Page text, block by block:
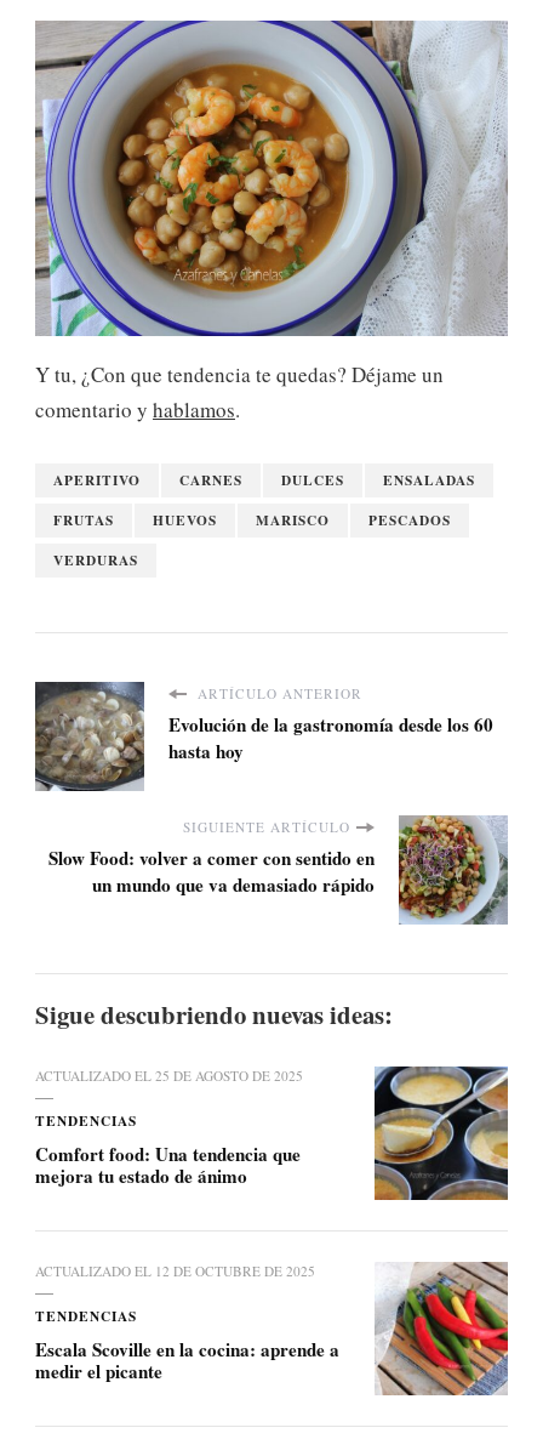
Y tu, ¿Con que tendencia te quedas? Déjame un
comentario y hablamos.
APERITIVO CARNES DULCES
ENSALADAS
FRUTAS
HUEVOS MARISCO
PESCADOS
VERDURAS
ARTÍCULO ANTERIOR
Evolución de la gastronomía desde los 60
hasta hoy
SIGUIENTE ARTÍCULO
Slow Food: volver a comer con sentido en
un mundo que va demasiado rápido
Sigue descubriendo nuevas ideas:
ACTUALIZADO EL 25 DE AGOSTO DE 2025
TENDENCIAS
Comfort food: Una tendencia que
mejora tu estado de ánimo
ACTUALIZADO EL 12 DE OCTUBRE DE 2025
TENDENCIAS
Escala Scoville en la cocina: aprende a
medir el picante